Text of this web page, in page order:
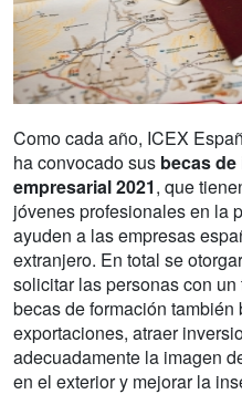
Como cada año, ICEX
ha convocado sus becas
empresarial 2021, que
jóvenes profesionales en la
ayuden a las empresas
extranjero. En total se
solicitar las personas con
becas de formación
exportaciones, atraer
adecuadamente la imagen
en el exterior y mejorar la